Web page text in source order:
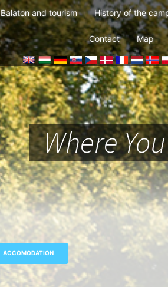
Balaton and tourism History of the
Contact Map
Where